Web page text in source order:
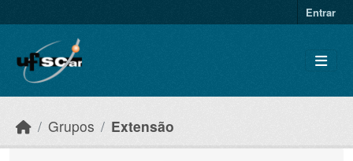
Entrar
Grupos Extensão